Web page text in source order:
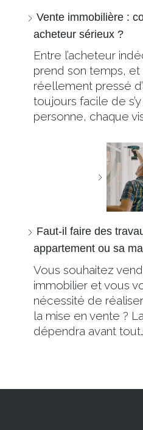
Vente immobilière :
acheteur sérieux ?
Entre l’acheteur
prend son temps,
réellement pressé
toujours facile de
personne, chaque
Faut-il faire des
appartement ou sa
Vous souhaitez
immobilier et vous
nécessité de
la mise en vente ?
dépendra avant